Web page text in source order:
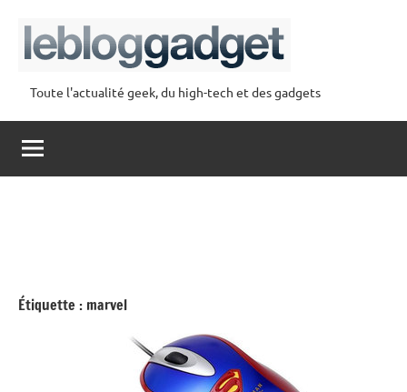
contenu
lebloggadget
Toute l'actualité geek, du high-tech et des gadgets
Étiquette : marvel